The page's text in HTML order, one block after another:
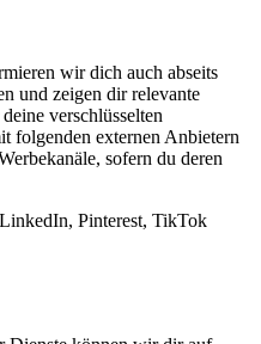
wir dich auch abseits
und zeigen dir relevante
verschlüsselten
folgenden externen Anbietern
sofern du deren
Pinterest, TikTok